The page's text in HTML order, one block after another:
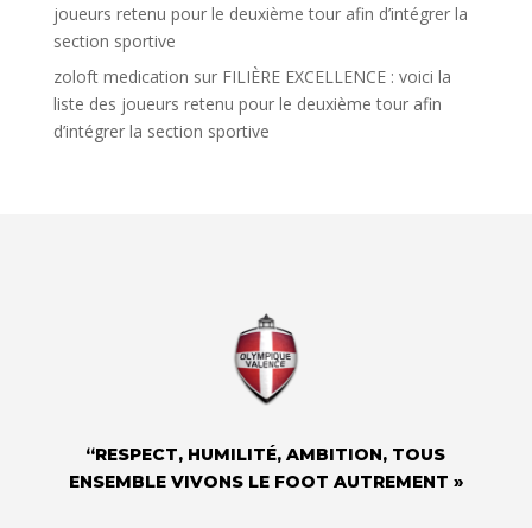
joueurs retenu pour le deuxième tour afin d’intégrer la
section sportive
zoloft medication sur FILIÈRE EXCELLENCE : voici la
liste des joueurs retenu pour le deuxième tour afin
d’intégrer la section sportive
“RESPECT, HUMILITÉ, AMBITION, TOUS
ENSEMBLE VIVONS LE FOOT AUTREMENT »